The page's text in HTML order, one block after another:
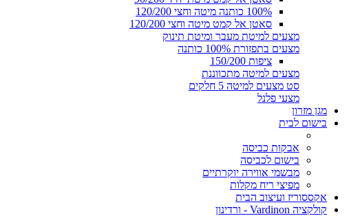
100% כותנה מיטה וחצי 120/200
סאטן אל קמט מיטה וחצי 120/200
מצעים למיטת מעבר ומיטת תינוק
מצעים בתפזורת 100% כותנה
ציפות 150/200
מצעים למיטה מתכווננת
סט מצעים למיטה 5 חלקים
מצעי פלנל
מגן מזרון
בישום לבית
אבקות כביסה
בישום לכביסה
מבשמי אווירה יוקרתיים
מפיצי ריח מקלות
אקססוריז ועיצוב הבית
קולקציה Vardinon - ורדינון